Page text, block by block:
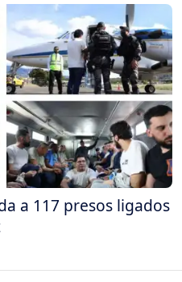
a 117 presos ligados